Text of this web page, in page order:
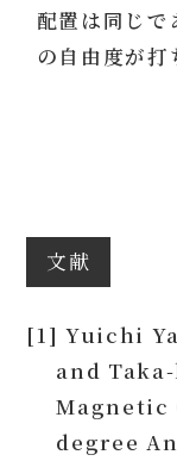
配置は同じで
の自由度が打
文献
[1] Yuichi
and
Magnetic
degree